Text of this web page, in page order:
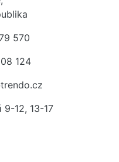
570
124
9-12, 13-17